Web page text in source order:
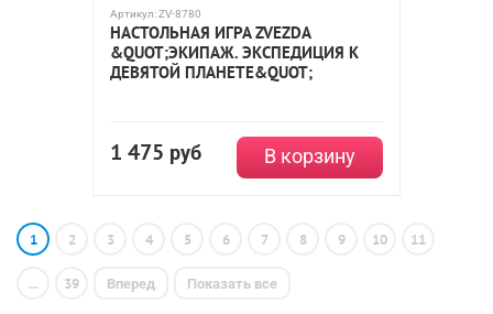
Артикул:ZV-8780
НАСТОЛЬНАЯ ИГРА ZVEZDA
&QUOT;ЭКИПАЖ. ЭКСПЕДИЦИЯ К
ДЕВЯТОЙ ПЛАНЕТЕ&QUOT;
1 475 руб В корзину
1 2 3 4 5 6 7 8 9 10 11
... 39 Вперед Показать все